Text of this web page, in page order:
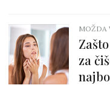
MOŽDA
za